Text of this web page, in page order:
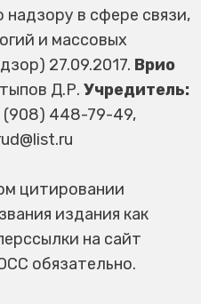
в сфере связи,
и массовых
27.09.2017. Врио
Д.Р. Учредитель:
(908) 448-79-49,
цитировании
издания как
на сайт
обязательно.